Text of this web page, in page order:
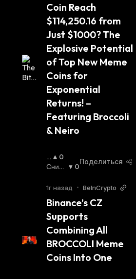
Coin Reach
$114,250.16 from
Just $1000? The
Explosive Potential
of Top New Meme
Coins for
Exponential
Returns! –
Featuring Broccoli
& Neiro
П
О
Ы
А
Ю
Щ
И
Й
С
0
Сниж
Йся:
0
Поделиться
1г назад • BeInCrypto
Binance’s CZ
Supports
Combining All
BROCCOLI Meme
Coins Into One